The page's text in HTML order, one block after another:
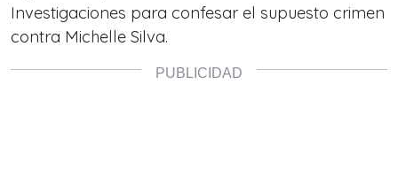
Investigaciones para confesar el supuesto crimen
contra Michelle Silva.